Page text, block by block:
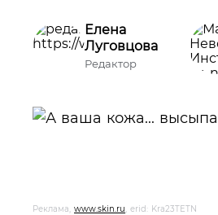
Елена
Луговцова
Редактор
Реклама, www.skin.ru, erid: Kra23TETN